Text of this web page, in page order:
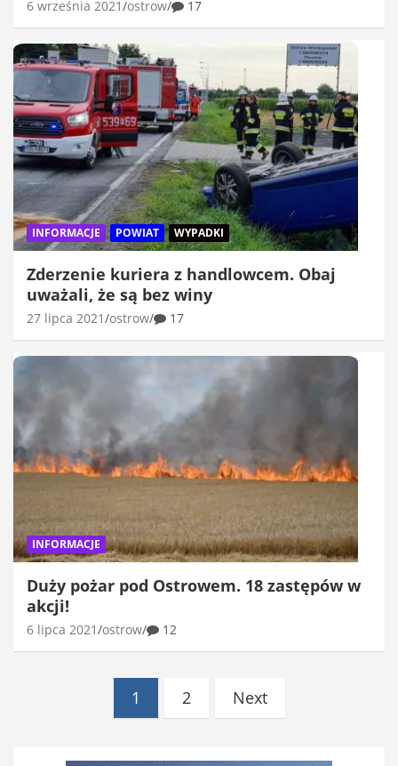
6 września 2021 ostrow 17
INFORMACJE POWIAT WYPADKI
Zderzenie kuriera z handlowcem. Obaj
uważali, że są bez winy
27 lipca 2021 ostrow 17
INFORMACJE
Duży pożar pod Ostrowem. 18 zastępów w
akcji!
6 lipca 2021 ostrow 12
Stronicowanie
1 2 Next